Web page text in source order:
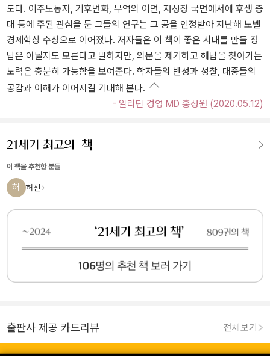
도다. 이주노동자, 기후변화, 무역의 이면, 저성장 국면에서에 후생 증
대 등에 주된 관심을 둔 그들의 연구는 그 공을 인정받아 지난해 노벨
경제학상 수상으로 이어졌다. 저자들은 이 책이 좋은 시대를 만들 정
답은 아닐지도 모른다고 말하지만, 의문을 제기하고 해답을 찾아가는
노력은 충분히 가능함을 보여준다. 학자들의 반성과 성찰, 대중들의
공감과 이해가 이어지길 기대해 본다.
- 알라딘 경영 MD 홍성원 (2020.05.12)
이 책을 추천한 분들
허 허진
출판사 제공 카드리뷰 전체보기